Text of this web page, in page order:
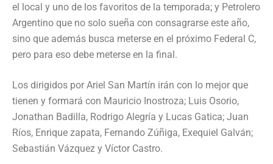
el local y uno de los favoritos de la temporada; y Petrolero
Argentino que no solo sueña con consagrarse este año,
sino que además busca meterse en el próximo Federal C,
pero para eso debe meterse en la final.
Los dirigidos por Ariel San Martín irán con lo mejor que
tienen y formará con Mauricio Inostroza; Luis Osorio,
Jonathan Badilla, Rodrigo Alegría y Lucas Gatica; Juan
Ríos, Enrique zapata, Fernando Zúñiga, Exequiel Galván;
Sebastián Vázquez y Víctor Castro.